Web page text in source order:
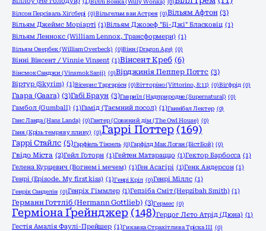
Віллі Вонка (Willy Wonka) (0)
Вілсон Персіваль Хіґсбері (0)Вільгельм ван Астрея (0)Вільям Афтон (3)
Вільям Джеймс Моріарті (1)Вільям Джозеф "Бі-Джі" Бласковіц (1)
Вільям Леннокс (William Lennox, Трансформери) (1)
Вільям Овербек (William Overbeck) (0)Вінн (Dragon Age) (0)
Вінні Вінсент / Vinnie Vinsent (1)Вінсент Креб (6)
Вінсмок Санджи (Vinsmok Sanji) (0)Вірджинія Пеппер Поттс (3)
Віртур (Skyrim) (1)Вісерис Таргарієн (0)Вітторіно (Vittorino, 8:11) (0)Віґфрід (0)
Гаара (Gaara) (3)Габі Браун (3)Гавриїл (Надприродне (Supernatural) (0)
Гамбол (Gumball) (1)Гамід (Таємний посол) (1)Ганнібал Лектер (0)
Ганс Ланда (Hans Landa) (0)Гантер (Совиний дім (The Owl House) (0)
Ганя (Крізь темряву пливу) (0)Гаррі Поттер (169)
Гаррі Стайлс (5)Гарфіель Тінзель (0)Гарфілд Мак Логан (БістБой) (0)
Гвідо Міста (2)Гейл Готорн (1)Гейтен Матараццо (1)Гектор Барбосса (1)
Гелена Курцевич (Вогнем і мечем) (1)Ген Асагірі (1)Генк Андерсон (1)
Генрі (Episode. My first kiss) (1)Генрі Кріл (0)Генрі Міллс (1)
Генрік Санделін (0)Генріх Гіммлер (1)Гепзіба Сміт (Hepzibah Smith) (1)
Германн Готтліб (Hermann Gottlieb) (3)Гермес (0)
Герміона Ґрейнджер (148)Герцог Лєто Атрід (Дюна) (1)
Гестія Амалія Фаулі-Прейшер (1)Гикавка Страхітлива Тріска ІІІ (0)